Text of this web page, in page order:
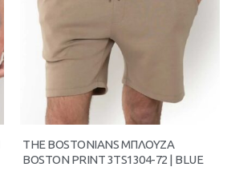
THE BOSTONIANS ΜΠΛΟΥΖΑ
BOSTON PRINT 3TS1304-72 | BLUE